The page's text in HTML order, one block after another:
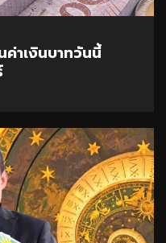
ค่าเงินบาทวันนี้